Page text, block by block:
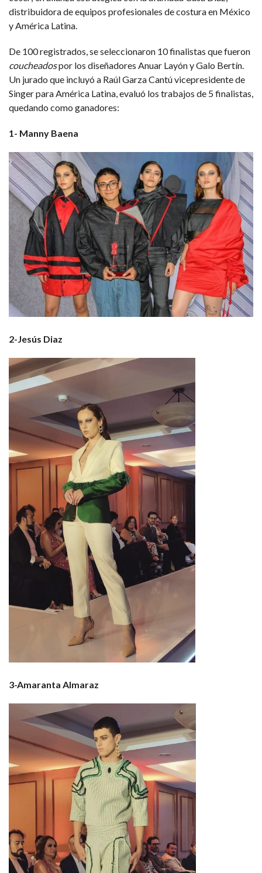
distribuidora de equipos profesionales de costura en México
y América Latina.
De 100 registrados, se seleccionaron 10 finalistas que fueron
coucheadospor los diseñadores Anuar Layón y Galo Bertín.
Un jurado que incluyó a Raúl Garza Cantú vicepresidente de
Singer para América Latina, evaluó los trabajos de 5 finalistas,
quedando como ganadores:
1- Manny Baena
2-Jesús Diaz
3-Amaranta Almaraz